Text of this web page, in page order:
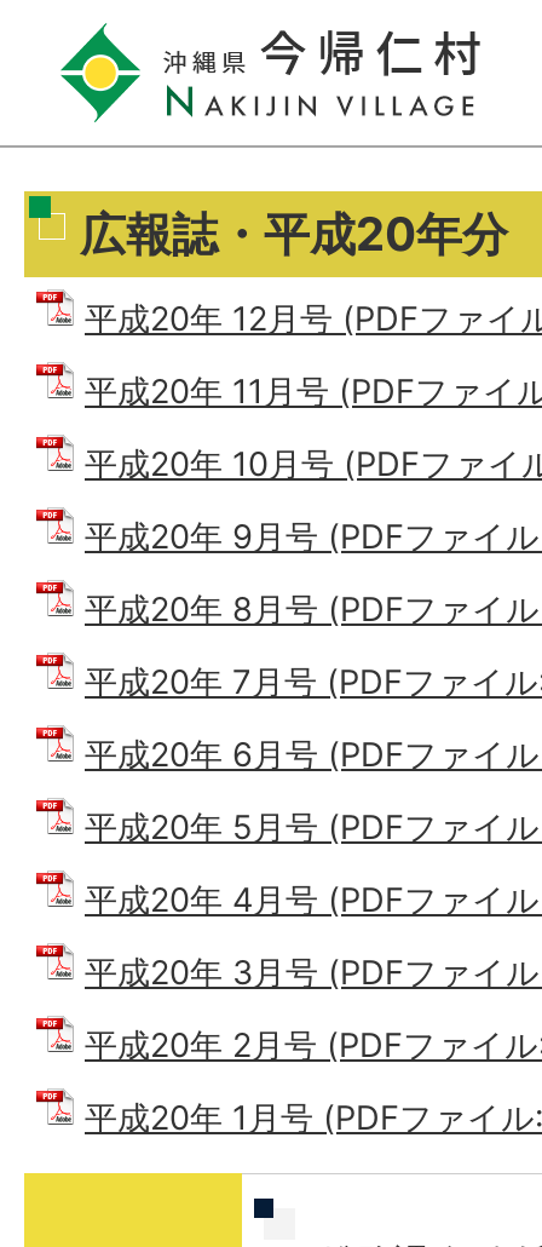
広報誌・平成20年分
平成20年 12月号 (PDFファイ
平成20年 11月号 (PDFファイ
平成20年 10月号 (PDFファイ
平成20年 9月号 (PDFファイ
平成20年 8月号 (PDFファイ
平成20年 7月号 (PDFファイ
平成20年 6月号 (PDFファイ
平成20年 5月号 (PDFファイ
平成20年 4月号 (PDFファイ
平成20年 3月号 (PDFファイ
平成20年 2月号 (PDFファイ
平成20年 1月号 (PDFファイ